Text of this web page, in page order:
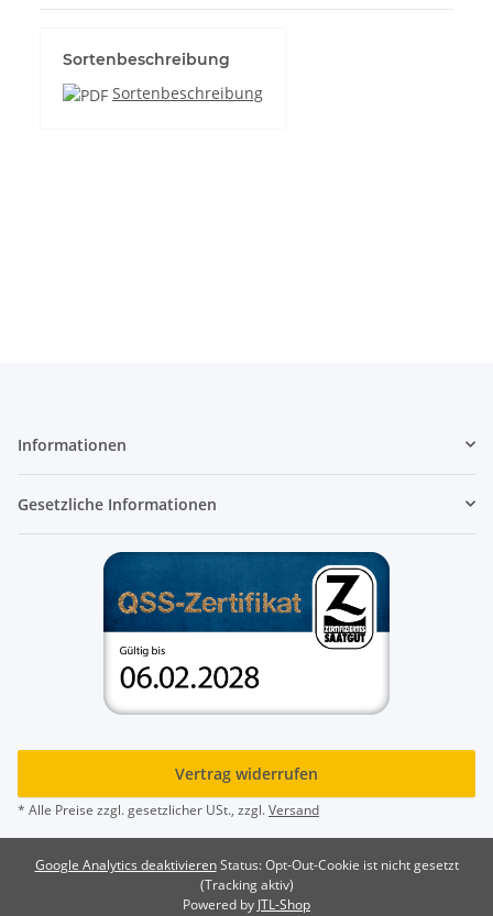
Sortenbeschreibung
Sortenbeschreibung
Informationen
Gesetzliche Informationen
Vertrag widerrufen
* Alle Preise zzgl. gesetzlicher USt., zzgl.Versand
Google Analytics deaktivieren Status: Opt-Out-Cookie ist nicht gesetzt
(Tracking aktiv)
Powered by JTL-Shop